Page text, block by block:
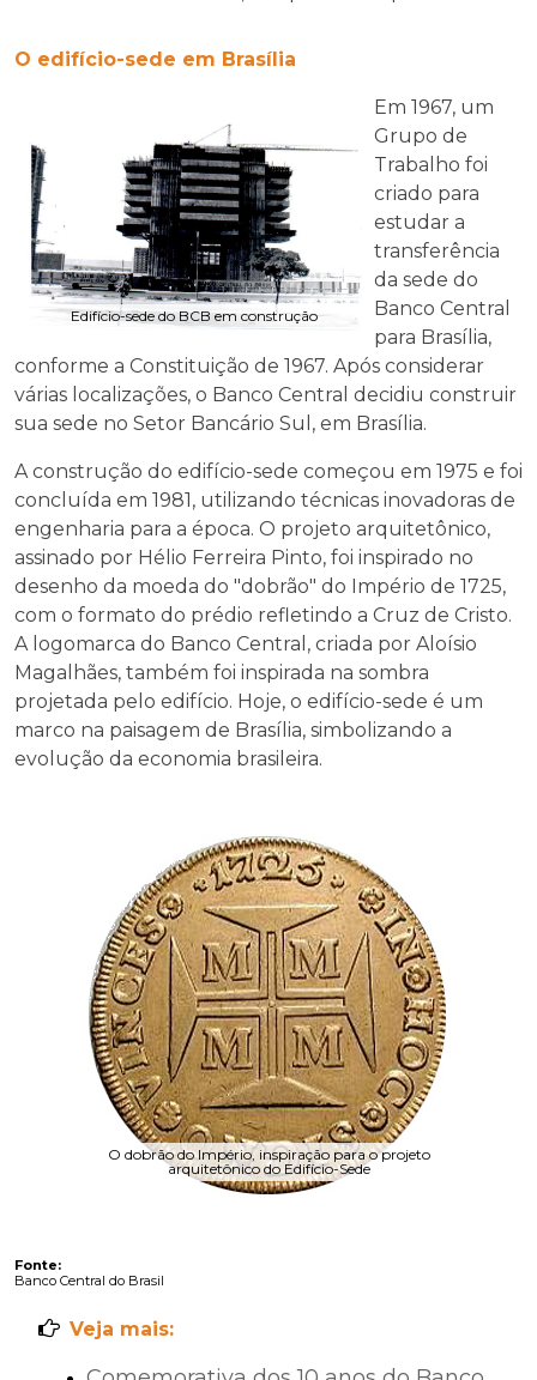
O edifício-sede em Brasília
Edifício-sede do BCB em construção
Em 1967, um
Grupo de
Trabalho foi
criado para
estudar a
transferência
da sede do
Banco Central
para Brasília,
conforme a Constituição de 1967. Após considerar
várias localizações, o Banco Central decidiu construir
sua sede no Setor Bancário Sul, em Brasília.
A construção do edifício-sede começou em 1975 e foi
concluída em 1981, utilizando técnicas inovadoras de
engenharia para a época. O projeto arquitetônico,
assinado por Hélio Ferreira Pinto, foi inspirado no
desenho da moeda do "dobrão" do Império de 1725,
com o formato do prédio refletindo a Cruz de Cristo.
A logomarca do Banco Central, criada por Aloísio
Magalhães, também foi inspirada na sombra
projetada pelo edifício. Hoje, o edifício-sede é um
marco na paisagem de Brasília, simbolizando a
evolução da economia brasileira.
O dobrão do Império, inspiração para o projeto
arquitetônico do Edifício-Sede
Banco Central do Brasil